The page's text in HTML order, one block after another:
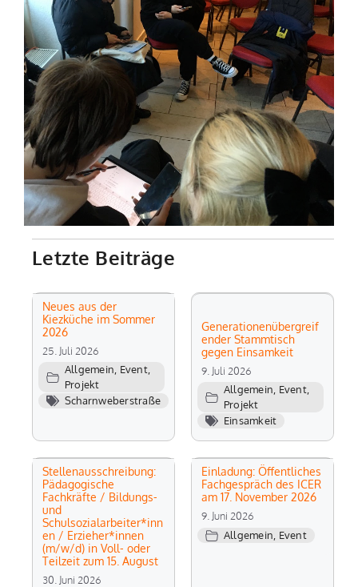
Letzte Beiträge
Neues aus der
Kiezküche im Sommer
2026
25. Juli 2026
Allgemein Event,
Projekt
Scharnweberstraße
Generationenübergreif
ender Stammtisch
gegen Einsamkeit
9. Juli 2026
Allgemein Event,
Projekt
Einsamkeit
Stellenausschreibung:
Pädagogische
Fachkräfte / Bildungs-
und
Schulsozialarbeiter*inn
en / Erzieher*innen
(m/w/d) in Voll- oder
Teilzeit zum 15. August
30. Juni 2026
Einladung: Öffentliches
Fachgespräch des ICER
am 17. November 2026
9. Juni 2026
Allgemein Event